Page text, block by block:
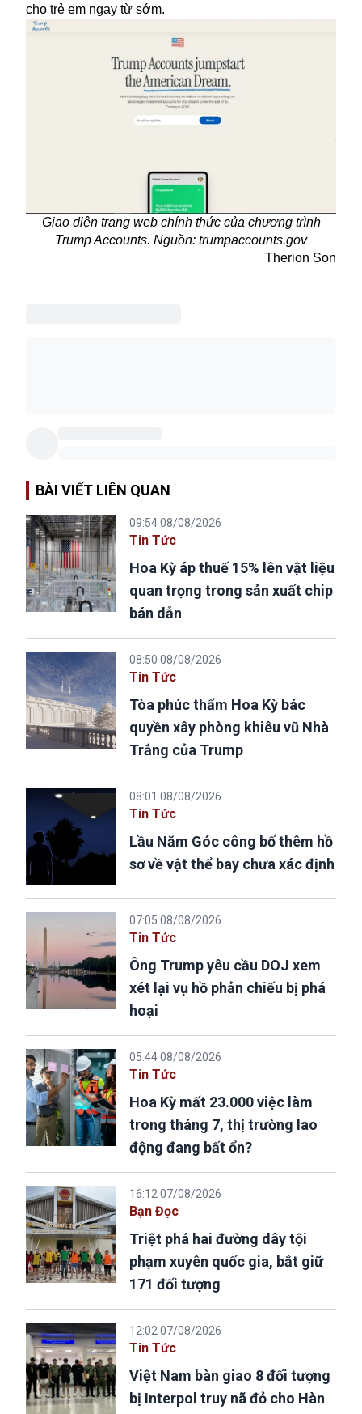
cho trẻ em ngay từ sớm.
Giao diện trang web chính thức của chương trình
Trump Accounts. Nguồn: trumpaccounts.gov
Therion Son
BÀI VIẾT LIÊN QUAN
09:54 08/08/2026
Tin Tức
Hoa Kỳ áp thuế 15% lên vật liệu
quan trọng trong sản xuất chip
bán dẫn
08:50 08/08/2026
Tin Tức
Tòa phúc thẩm Hoa Kỳ bác
quyền xây phòng khiêu vũ Nhà
Trắng của Trump
08:01 08/08/2026
Tin Tức
Lầu Năm Góc công bố thêm hồ
sơ về vật thể bay chưa xác định
07:05 08/08/2026
Tin Tức
Ông Trump yêu cầu DOJ xem
xét lại vụ hồ phản chiếu bị phá
hoại
05:44 08/08/2026
Tin Tức
Hoa Kỳ mất 23.000 việc làm
trong tháng 7, thị trường lao
động đang bất ổn?
16:12 07/08/2026
Bạn Đọc
Triệt phá hai đường dây tội
phạm xuyên quốc gia, bắt giữ
171 đối tượng
12:02 07/08/2026
Tin Tức
Việt Nam bàn giao 8 đối tượng
bị Interpol truy nã đỏ cho Hàn